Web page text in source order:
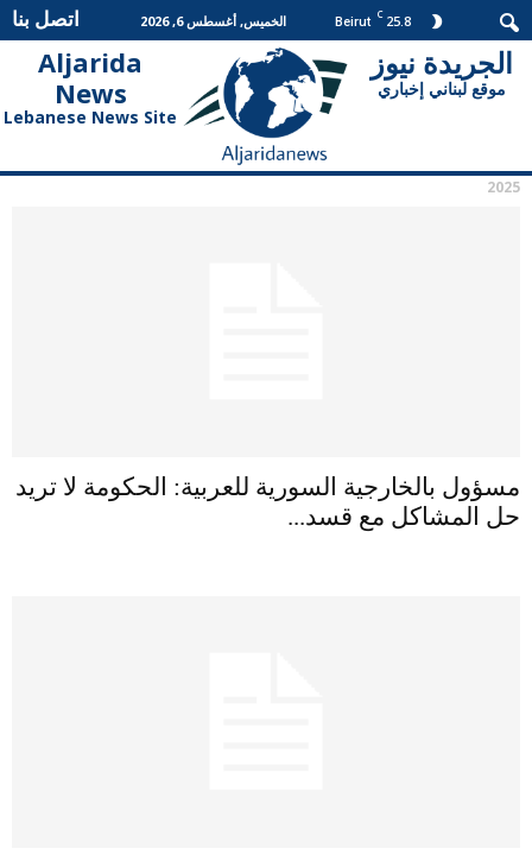
25.8
C
Beirut الخميس, أغسطس 6, 2026 اتصل بنا
Aljarida
News
Lebanese News Site
الجريدة
نيوز
الجريدة نيوز
موقع لبناني إخباري
2025
مسؤول بالخارجية السورية للعربية: الحكومة لا تريد
حل المشاكل مع قسد...